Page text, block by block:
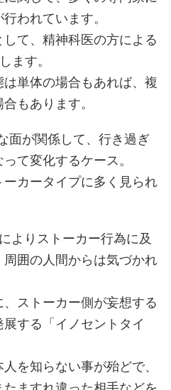
われています。
て、精神科医の方による
ます。
単体の場合もあれば、複
もあります。
面が関係して、行き過ぎ
て変化するケース。
カータイプに多く見られ
よりストーカー行為に及
囲の人間からは気づかれ
ストーカー側が妄想する
する「イノセントタイ
を知らない事が殆どで、